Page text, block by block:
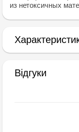
из нетоксичных
Відгуки